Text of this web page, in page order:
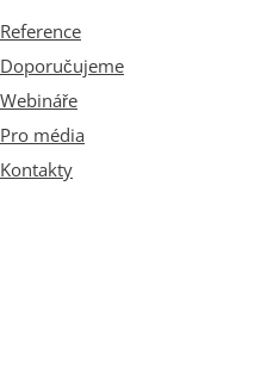
Reference
Doporučujeme
Webináře
Pro média
Kontakty